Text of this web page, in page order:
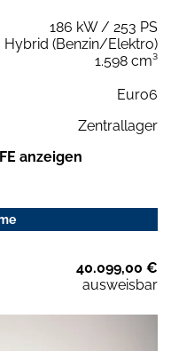
186 kW / 253 PS
Hybrid (Benzin/Elektro)
1.598 cm³
Euro6
Zentrallager
anzeigen
40.099,00 €
ausweisbar